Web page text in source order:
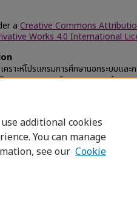
a Creative Commons
Works 4.0 International
าะห์โปรแกรมการศึกษานอกระบบและ
นศาสนาตามแนวคิดของบอยเออล์และ
additional cookies
You can manage
see our Cookie